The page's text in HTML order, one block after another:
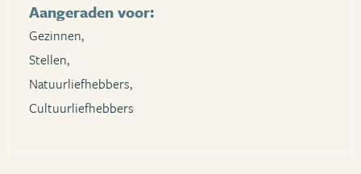
Aangeraden voor:
Gezinnen,
Stellen,
Natuurliefhebbers,
Cultuurliefhebbers